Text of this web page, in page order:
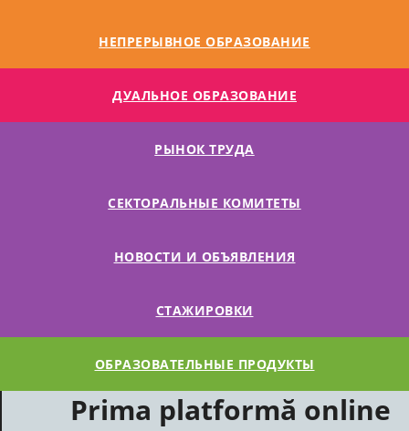
НЕПРЕРЫВНОЕ ОБРАЗОВАНИЕ
ДУАЛЬНОE ОБРАЗОВАНИЕ
РЫНОК ТРУДА
СЕКТОРАЛЬНЫЕ КОМИТЕТЫ
НОВОСТИ И ОБЪЯВЛЕНИЯ
СТАЖИРОВКИ
ОБРАЗОВАТЕЛЬНЫЕ ПРОДУКТЫ
Prima platformă online